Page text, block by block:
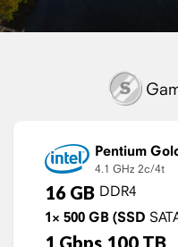
Pentium
4.1 GHz 2c/4t
16 GB DDR4
1× 500 GB (SSD
1 Gbps 100 TB